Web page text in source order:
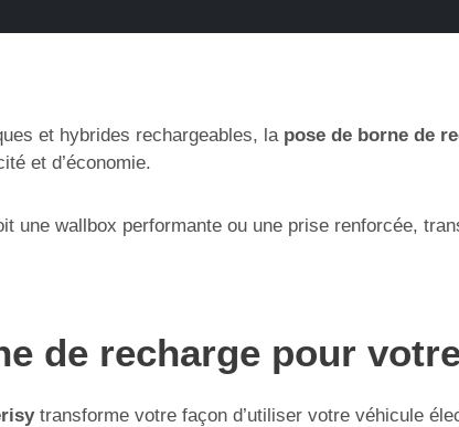
et hybrides rechargeables, la pose de borne de
et d’économie.
une wallbox performante ou une prise renforcée,
de recharge pour
transforme votre façon d’utiliser votre véhicule